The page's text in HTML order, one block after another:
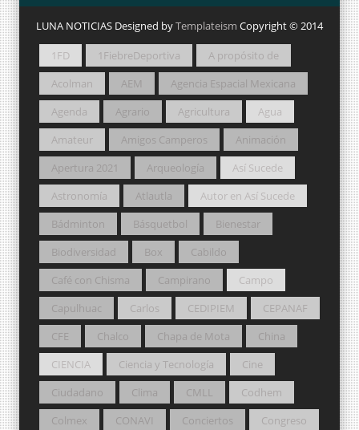
LUNA NOTICIAS Designed byTemplateism Copyright © 2014
1FD 1FiebreDeportiva
A propósito de
Acolman
AEM
Agencia Espacial Mexicana
Agenda
Agrario Agricultura
Agua
Amateur
Amigos Camperos
Animación
Apertura 2021
Arqueología
Así Sucede
Astronomía
Atlautla
Autor en Así Sucede
Bádminton
Básquetbol
Bienestar
Biodiversidad
Box
Cabildo
Café con Chisma
Campirano
Campo
Capulhuac
Carlos CEDIPIEM
CEPANAF
CFE
Chalco Chapa de Mota
China
CIENCIA
Ciencia y Tecnología
Cine
Ciudadano
Clima CMLL
Codhem
Colmex
CONAVI Conciertos
Congreso